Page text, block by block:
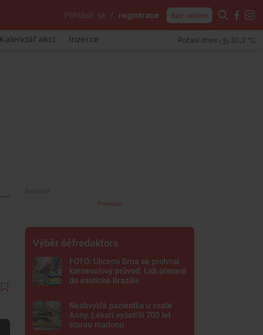
Přihlásit se / registrace Bez reklam
Kalendář akcí Inzerce Počasí dnes 30,2 °C
Premium
Výběr šéfredaktora
FOTO: Ulicemi Brna se prohnal
karnevalový průvod. Lidi přenesl
do exotické Brazílie
Neobvyklá pacientka u svaté
Anny. Lékaři vyšetřili 700 let
starou madonu